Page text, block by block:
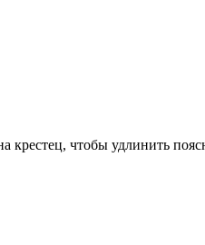
крестец, чтобы удлинить